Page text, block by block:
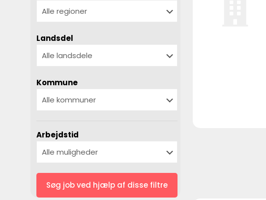
Landsdel
Kommune
Arbejdstid